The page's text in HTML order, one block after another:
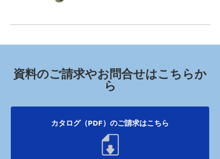
資料のご請求やお問合せはこちらか
ら
カタログ（PDF）のご請求はこちら